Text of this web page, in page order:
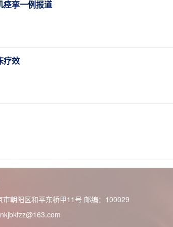
痉挛一例报道
疗效
市朝阳区和平东桥甲11号 邮编：100029